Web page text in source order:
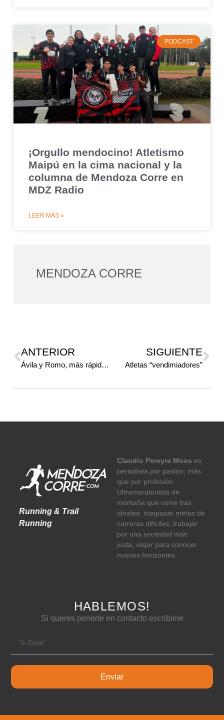
PODCAST
¡Orgullo mendocino! Atletismo
Maipú en la cima nacional y la
columna de Mendoza Corre en
MDZ Radio
LEER MÁS »
MENDOZA CORRE
ANTERIOR
Ávila y Romo, más rápidos que las “Avispas”
SIGUIENTE
Atletas “vendimiadores”
Running & Trail
Running
Claudio Pereyra Moos es
periodista por pasión, más
que por profesión.
Ultramaratonista de
montaña que corre tras
ideales: traspasar metas de
carreras difíciles, trabajar
por una sociedad más
justa, viajar para conocer
nuevos horizontes
HABLEMOS!
Si queres ponerte en contacto escribime
Enviar